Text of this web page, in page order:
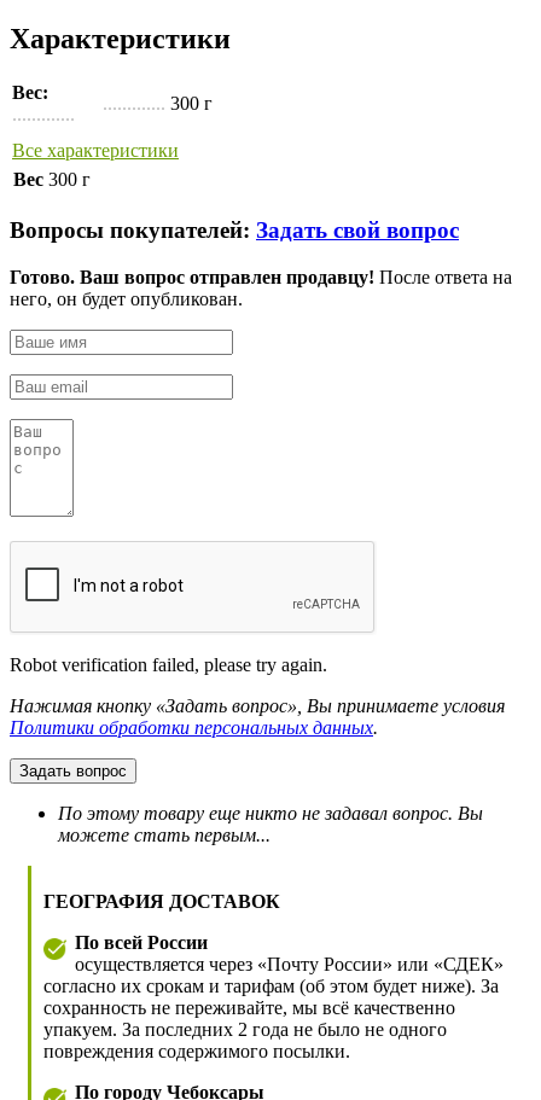
Характеристики
Вес:
.............
............. 300 г
Все характеристики
Вес 300 г
Вопросы покупателей: Задать свой вопрос
Готово. Ваш вопрос отправлен продавцу! После ответа на
него, он будет опубликован.
Robot verification failed, please try again.
Нажимая кнопку «Задать вопрос», Вы принимаете условия
Политики обработки персональных данных.
Задать вопрос
По этому товару еще никто не задавал вопрос. Вы
можете стать первым...
ГЕОГРАФИЯ ДОСТАВОК
По всей России
осуществляется через «Почту России» или «СДЕК»
согласно их срокам и тарифам (об этом будет ниже). За
сохранность не переживайте, мы всё качественно
упакуем. За последних 2 года не было не одного
повреждения содержимого посылки.
По городу Чебоксары